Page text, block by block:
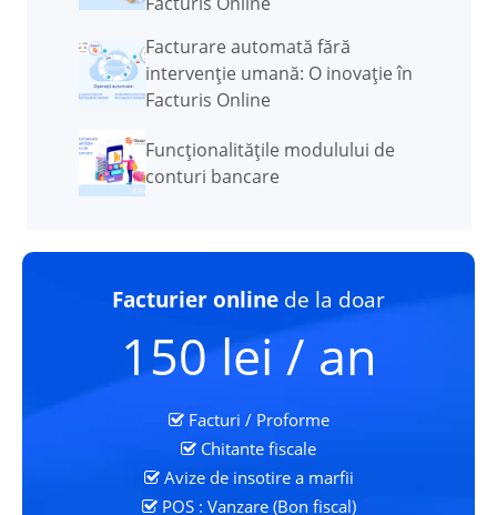
Facturare automată fără
intervenție umană: O inovație în
Facturis Online
Funcţionalităţile modulului de
conturi bancare
Facturier online de la doar
150 lei / an
Facturi / Proforme
Chitante fiscale
Avize de insotire a marfii
POS : Vanzare (Bon fiscal)